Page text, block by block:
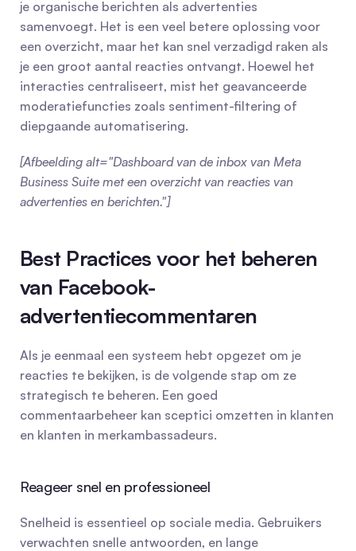
je organische berichten als advertenties
samenvoegt. Het is een veel betere oplossing voor
een overzicht, maar het kan snel verzadigd raken als
je een groot aantal reacties ontvangt. Hoewel het
interacties centraliseert, mist het geavanceerde
moderatiefuncties zoals sentiment-filtering of
diepgaande automatisering.
[Afbeelding alt="Dashboard van de inbox van Meta
Business Suite met een overzicht van reacties van
advertenties en berichten."]
Best Practices voor het beheren
van Facebook-
advertentiecommentaren
Als je eenmaal een systeem hebt opgezet om je
reacties te bekijken, is de volgende stap om ze
strategisch te beheren. Een goed
commentaarbeheer kan sceptici omzetten in klanten
en klanten in merkambassadeurs.
Reageer snel en professioneel
Snelheid is essentieel op sociale media. Gebruikers
verwachten snelle antwoorden, en lange